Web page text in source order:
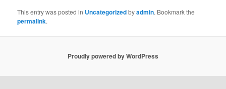
This entry was posted in Uncategorizedbyadmin. Bookmark the
permalink.
Proudly powered by WordPress